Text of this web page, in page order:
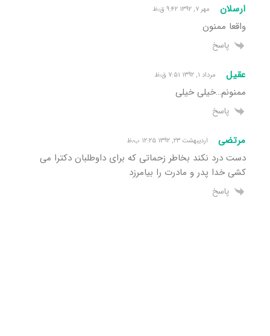
ارسلان مهر ۷, ۱۳۹۲ ۹:۴۲ ق٫ظ
واقعا ممنون
پاسخ
عقیل مرداد ۱, ۱۳۹۲ ۷:۵۱ ق٫ظ
ممنونم…خیلی خیلی
پاسخ
مرتضی اردیبهشت ۲۳, ۱۳۹۲ ۱۲:۲۵ ب٫ظ
دست درد نکند بخاطر زحماتی که برای داوطلبان دکترا می
کشی خدا پدر و مادرت را بیامرزد
پاسخ